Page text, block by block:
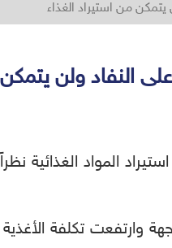
من استيراد الغذاء
النفاد ولن يتمكن
استيراد المواد الغذائية نظراً
جهة وارتفعت تكلفة الأغذية